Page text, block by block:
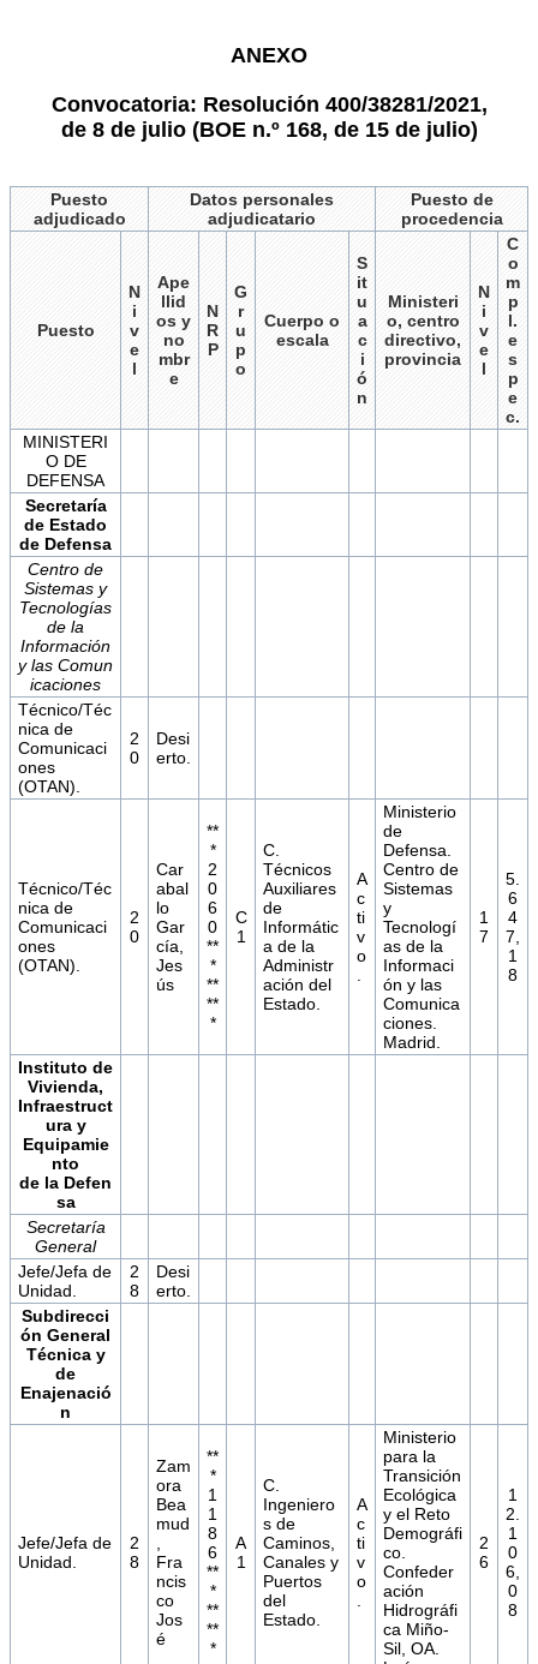
ANEXO
Convocatoria: Resolución 400/38281/2021,
de 8 de julio (BOE n.º 168, de 15 de julio)
Puesto
adjudicado
Datos personales
adjudicatario
Puesto de
procedencia
Puesto
N
i
v
e
l
Ape
llid
os y
no
mbr
e
N
R
P
G
r
u
p
o
Cuerpo o
escala
S
it
u
a
c
i
ó
n
Ministeri
o, centro
directivo,
provincia
N
i
v
e
l
C
o
m
p
l.
e
s
p
e
c.
MINISTERI
O DE
DEFENSA
Secretaría
de Estado
de Defensa
Centro de
Sistemas y
Tecnologías
de la
Información
y las Comun
icaciones
Técnico/Téc
nica de
Comunicaci
ones
(OTAN).
2
0
Desi
erto.
Técnico/Téc
nica de
Comunicaci
ones
(OTAN).
2
0
Car
abal
lo
Gar
cía,
Jes
ús
**
*
2
0
6
0
**
*
**
**
*
C
1
C.
Técnicos
Auxiliares
de
Informátic
a de la
Administr
ación del
Estado.
A
c
ti
v
o
Ministerio
de
Defensa.
Centro de
Sistemas
y
Tecnologí
as de la
Informaci
ón y las
Comunica
ciones.
Madrid.
1
7
5.
6
4
7,
1
8
Instituto de
Vivienda,
Infraestruct
ura y
Equipamie
nto
de la Defen
sa
Secretaría
General
Jefe/Jefa de
Unidad.
2
8
Desi
erto.
Subdirecci
ón General
Técnica y
de
Enajenació
n
Jefe/Jefa de
Unidad.
2
8
Zam
ora
Bea
mud
Fra
ncis
co
Jos
é
**
*
1
1
8
6
**
*
**
**
*
A
1
C.
Ingeniero
s de
Caminos,
Canales y
Puertos
del
Estado.
A
c
ti
v
o
Ministerio
para la
Transición
Ecológica
y el Reto
Demográfi
co.
Confeder
ación
Hidrográfi
ca Miño-
Sil, OA.
2
6
1
2.
1
0
6,
0
8